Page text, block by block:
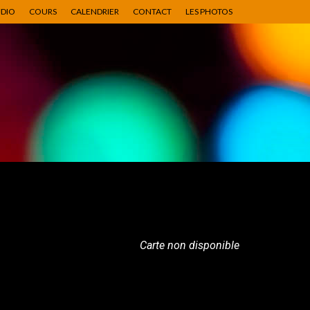
COURS CALENDRIER CONTACT LES PHOTOS
Carte non disponible